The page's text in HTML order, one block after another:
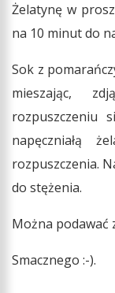
Żelatynę w
na 10 minut do
Sok z
mieszając,
rozpuszczeniu
napęczniałą
rozpuszczenia.
do stężenia.
Można podawać
Smacznego :-).